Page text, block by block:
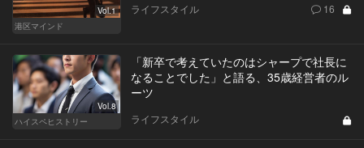
Vol.1
港区マインド
ライフスタイル 16
Vol.8
ハイスペヒストリー
「新卒で考えていたのはシャープで社長に
なることでした」と語る、35歳経営者のル
ーツ
ライフスタイル